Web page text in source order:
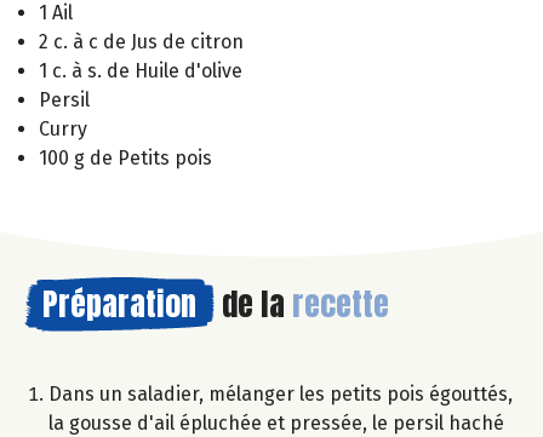
1 Ail
2 c. à c de Jus de citron
1 c. à s. de Huile d'olive
Persil
Curry
100 g de Petits pois
Préparation de la recette
Dans un saladier, mélanger les petits pois égouttés,
la gousse d'ail épluchée et pressée, le persil haché